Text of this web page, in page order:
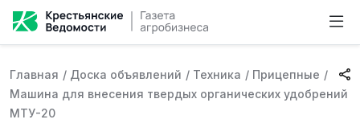
Главная / Доска объявлений / Техника / Прицепные /
Машина для внесения твердых органических удобрений
МТУ-20